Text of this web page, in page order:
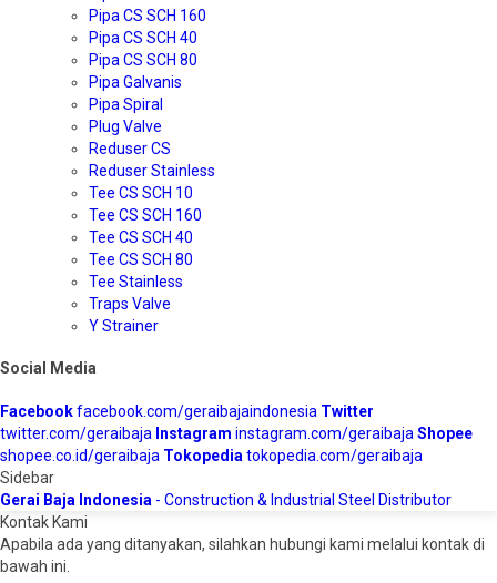
Pipa CS SCH 160
Pipa CS SCH 40
Pipa CS SCH 80
Pipa Galvanis
Pipa Spiral
Plug Valve
Reduser CS
Reduser Stainless
Tee CS SCH 10
Tee CS SCH 160
Tee CS SCH 40
Tee CS SCH 80
Tee Stainless
Traps Valve
Y Strainer
Social Media
Facebookfacebook.com/geraibajaindonesia Twitter
twitter.com/geraibaja Instagram instagram.com/geraibaja Shopee
shopee.co.id/geraibaja Tokopedia tokopedia.com/geraibaja
Sidebar
Gerai Baja Indonesia - Construction & Industrial Steel Distributor
Kontak Kami
Apabila ada yang ditanyakan, silahkan hubungi kami melalui kontak di
bawah ini.